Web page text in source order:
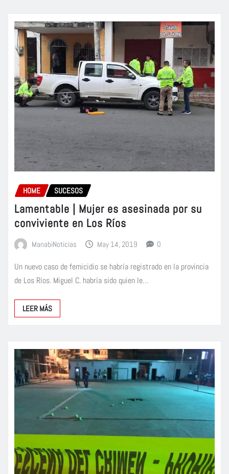
HOME SUCESOS
Lamentable | Mujer es asesinada por su
conviviente en Los Ríos
ManabiNoticias May 14, 2019 0
Un nuevo caso de femicidio se habría registrado en la provincia
de Los Ríos. Miguel C. habría sido quien le…
LEER MÁS